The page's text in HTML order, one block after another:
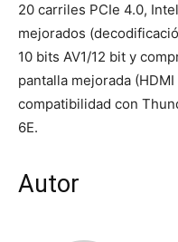
20 carriles PCIe 4.0,
mejorados
10 bits AV1/12 bit y
pantalla mejorada
compatibilidad con
6E.
Autor